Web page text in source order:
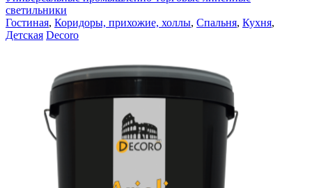
светильники
Гостиная, Коридоры, прихожие, холлы, Спальня, Кухня,
Детская Decoro